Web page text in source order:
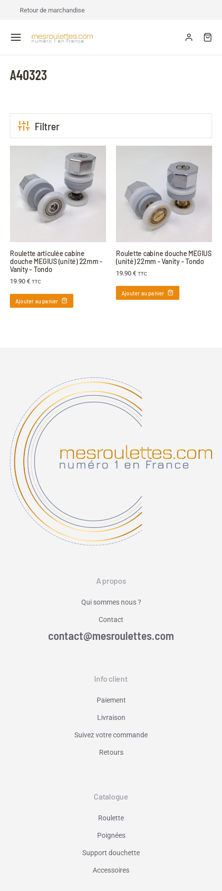
Retour de marchandise
A40323
Filtrer
Roulette articulée cabine
douche MEGIUS (unité) 22mm -
Vanity - Tondo
19.90 € TTC
Ajouter au panier
Roulette cabine douche MEGIUS
(unité) 22mm - Vanity - Tondo
19.90 € TTC
Ajouter au panier
A propos
Qui sommes nous ?
Contact
contact@mesroulettes.com
Info client
Paiement
Livraison
Suivez votre commande
Retours
Catalogue
Roulette
Poignées
Support douchette
Accessoires